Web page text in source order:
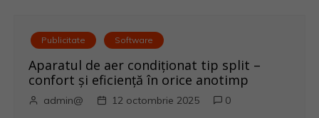
Publicitate Software
Aparatul de aer condiționat tip split –
confort și eficiență în orice anotimp
admin@ 12 octombrie 2025 0